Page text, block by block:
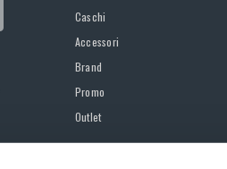
Caschi
Accessori
Brand
Promo
Outlet